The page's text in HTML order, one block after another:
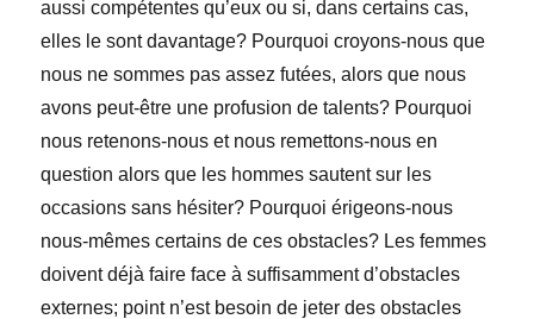
aussi compétentes qu’eux ou si, dans certains cas,
elles le sont davantage? Pourquoi croyons-nous que
nous ne sommes pas assez futées, alors que nous
avons peut-être une profusion de talents? Pourquoi
nous retenons-nous et nous remettons-nous en
question alors que les hommes sautent sur les
occasions sans hésiter? Pourquoi érigeons-nous
nous-mêmes certains de ces obstacles? Les femmes
doivent déjà faire face à suffisamment d’obstacles
externes; point n’est besoin de jeter des obstacles